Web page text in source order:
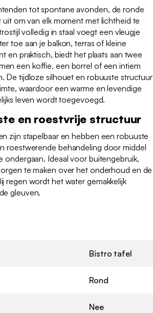
tot spontane avonden, de ronde
om van elk moment met lichtheid te
volledig in staal voegt een vleugje
toe aan je balkon, terras of kleine
en praktisch, biedt het plaats aan twee
een koffie, een borrel of een intiem
De tijdloze silhouet en robuuste structuur
waardoor een warme en levendige
leven wordt toegevoegd.
en roestvrije structuur
zijn stapelbaar en hebben een robuuste
roestwerende behandeling door middel
ondergaan. Ideaal voor buitengebruik,
te maken over het onderhoud en de
regen wordt het water gemakkelijk
gleuven.
Bistro tafel
Rond
Nee